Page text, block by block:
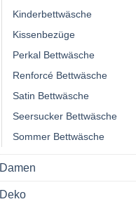
Kinderbettwäsche
Kissenbezüge
Perkal Bettwäsche
Renforcé Bettwäsche
Satin Bettwäsche
Seersucker Bettwäsche
Sommer Bettwäsche
Damen
Deko